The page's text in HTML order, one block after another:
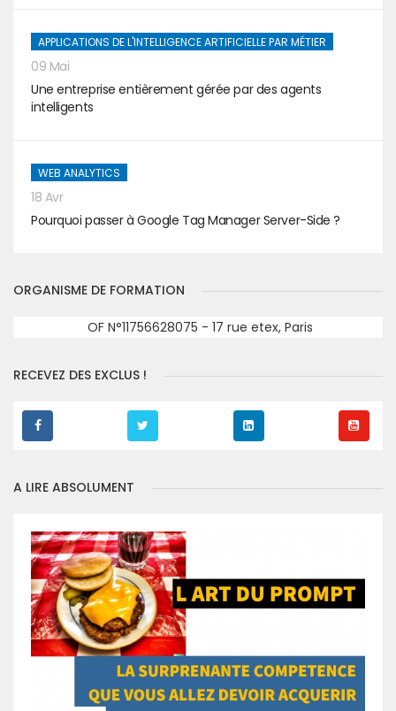
APPLICATIONS DE L'INTELLIGENCE ARTIFICIELLE PAR MÉTIER
09 Mai
Une entreprise entièrement gérée par des agents
intelligents
WEB ANALYTICS
18 Avr
Pourquoi passer à Google Tag Manager Server-Side ?
ORGANISME DE FORMATION
OF N°11756628075 - 17 rue etex, Paris
RECEVEZ DES EXCLUS !
A LIRE ABSOLUMENT